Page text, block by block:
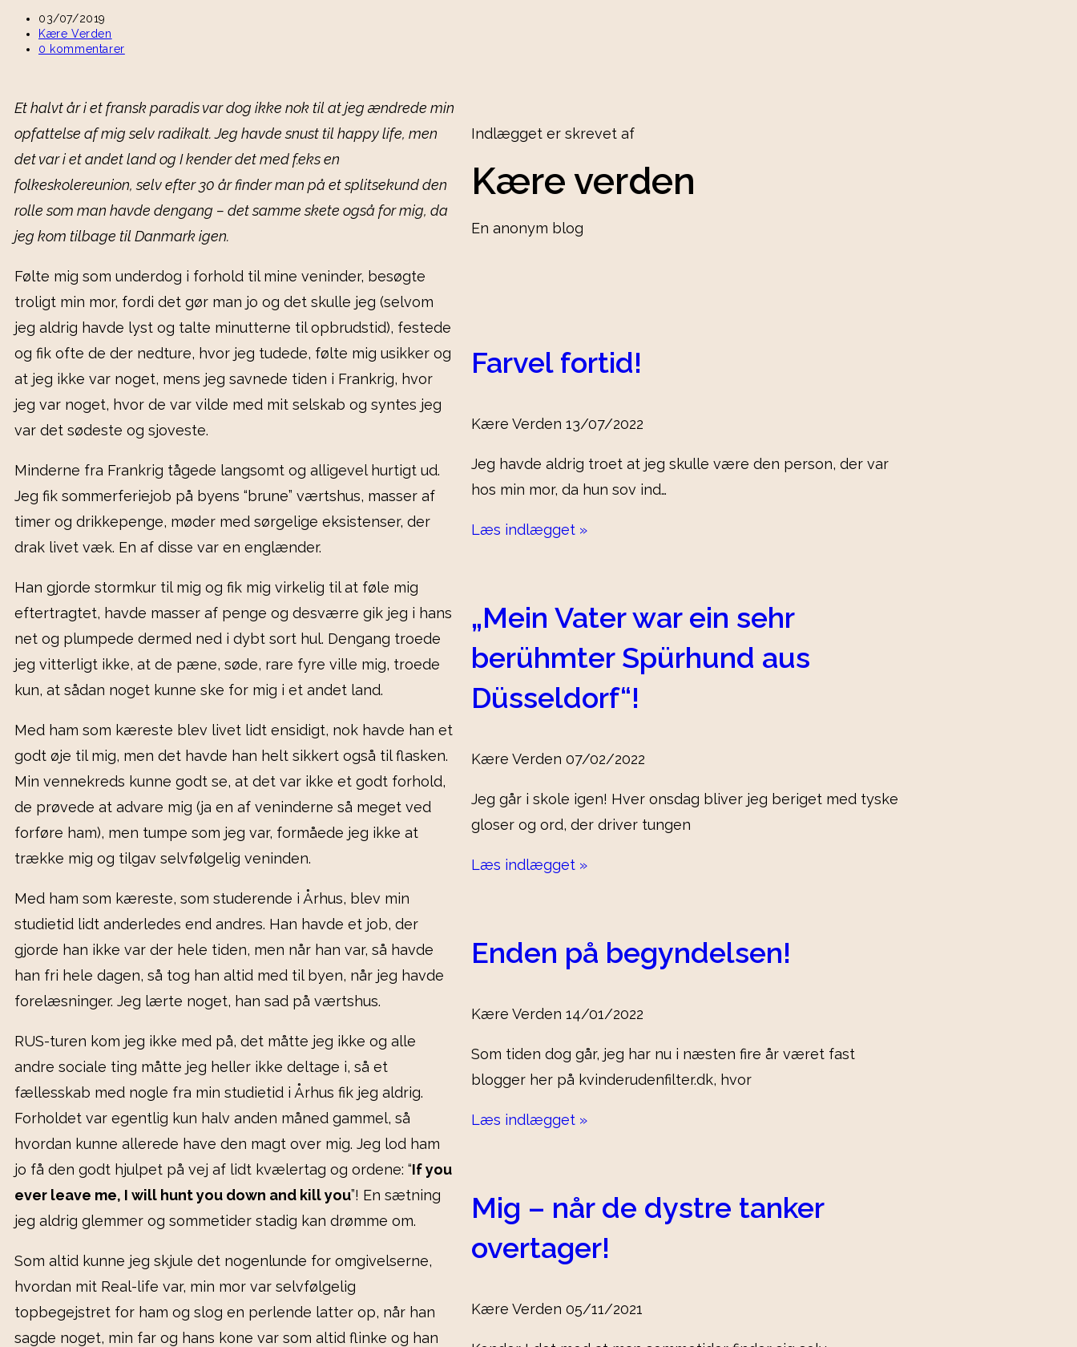
03/07/2019
Kære Verden
0 kommentarer
Et halvt år i et fransk paradis var dog ikke nok til at jeg ændrede min
opfattelse af mig selv radikalt. Jeg havde snust til happy life, men
det var i et andet land og I kender det med f.eks en
folkeskolereunion, selv efter 30 år finder man på et splitsekund den
rolle som man havde dengang – det samme skete også for mig, da
jeg kom tilbage til Danmark igen.
Følte mig som underdog i forhold til mine veninder, besøgte
troligt min mor, fordi det gør man jo og det skulle jeg (selvom
jeg aldrig havde lyst og talte minutterne til opbrudstid), festede
og fik ofte de der nedture, hvor jeg tudede, følte mig usikker og
at jeg ikke var noget, mens jeg savnede tiden i Frankrig, hvor
jeg var noget, hvor de var vilde med mit selskab og syntes jeg
var det sødeste og sjoveste.
Minderne fra Frankrig tågede langsomt og alligevel hurtigt ud.
Jeg fik sommerferiejob på byens “brune” værtshus, masser af
timer og drikkepenge, møder med sørgelige eksistenser, der
drak livet væk. En af disse var en englænder.
Han gjorde stormkur til mig og fik mig virkelig til at føle mig
eftertragtet, havde masser af penge og desværre gik jeg i hans
net og plumpede dermed ned i dybt sort hul. Dengang troede
jeg vitterligt ikke, at de pæne, søde, rare fyre ville mig, troede
kun, at sådan noget kunne ske for mig i et andet land.
Med ham som kæreste blev livet lidt ensidigt, nok havde han et
godt øje til mig, men det havde han helt sikkert også til flasken.
Min vennekreds kunne godt se, at det var ikke et godt forhold,
de prøvede at advare mig (ja en af veninderne så meget ved
forføre ham), men tumpe som jeg var, formåede jeg ikke at
trække mig og tilgav selvfølgelig veninden.
Med ham som kæreste, som studerende i Århus, blev min
studietid lidt anderledes end andres. Han havde et job, der
gjorde han ikke var der hele tiden, men når han var, så havde
han fri hele dagen, så tog han altid med til byen, når jeg havde
forelæsninger. Jeg lærte noget, han sad på værtshus.
RUS-turen kom jeg ikke med på, det måtte jeg ikke og alle
andre sociale ting måtte jeg heller ikke deltage i, så et
fællesskab med nogle fra min studietid i Århus fik jeg aldrig.
Forholdet var egentlig kun halv anden måned gammel, så
hvordan kunne allerede have den magt over mig. Jeg lod ham
jo få den godt hjulpet på vej af lidt kvælertag og ordene: “If you
ever leave me, I will hunt you down and kill you”! En sætning
jeg aldrig glemmer og sommetider stadig kan drømme om.
Som altid kunne jeg skjule det nogenlunde for omgivelserne,
hvordan mit Real-life var, min mor var selvfølgelig
topbegejstret for ham og slog en perlende latter op, når han
sagde noget, min far og hans kone var som altid flinke og han
Indlægget er skrevet af
Kære verden
En anonym blog
Farvel fortid!
Kære Verden 13/07/2022
Jeg havde aldrig troet at jeg skulle være den person, der var
hos min mor, da hun sov ind…
Læs indlægget »
„Mein Vater war ein sehr
berühmter Spürhund aus
Düsseldorf“!
Kære Verden 07/02/2022
Jeg går i skole igen! Hver onsdag bliver jeg beriget med tyske
gloser og ord, der driver tungen
Læs indlægget »
Enden på begyndelsen!
Kære Verden 14/01/2022
Som tiden dog går, jeg har nu i næsten fire år været fast
blogger her på kvinderudenfilter.dk, hvor
Læs indlægget »
Mig – når de dystre tanker
overtager!
Kære Verden 05/11/2021